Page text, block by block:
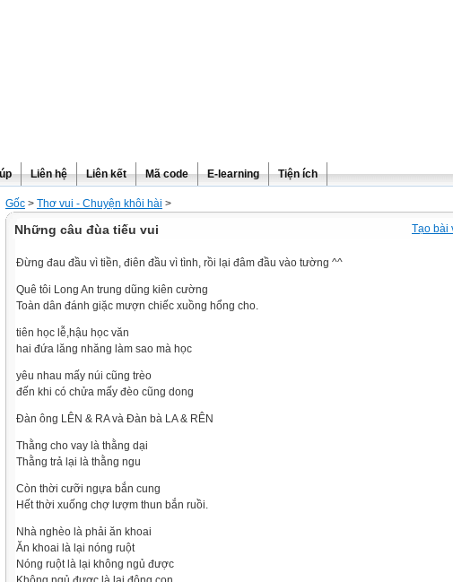
Liên hệ Liên kết Mã code E-learning Tiện ích
Gốc > Thơ vui - Chuyện khôi hài >
Tạo bài
Những câu đùa tiếu vui
Đừng đau đầu vì tiền, điên đầu vì tình, rồi lại đâm đầu vào tường ^^
Quê tôi Long An trung dũng kiên cường
Toàn dân đánh giặc mượn chiếc xuồng hổng cho.
tiên học lễ,hậu học văn
hai đứa lăng nhăng làm sao mà học
yêu nhau mấy núi cũng trèo
đến khi có chửa mấy đèo cũng dong
Đàn ông LÊN & RA và Đàn bà LA & RÊN
Thằng cho vay là thằng dại
Thằng trả lại là thằng ngu
Còn thời cưỡi ngựa bắn cung
Hết thời xuống chợ lượm thun bắn ruồi.
Nhà nghèo là phải ăn khoai
Ăn khoai là lại nóng ruột
Nóng ruột là lại không ngủ được